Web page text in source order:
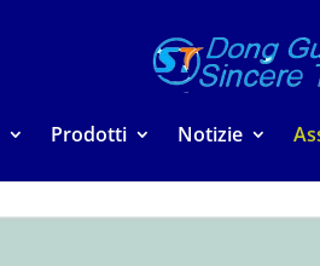
Prodotti Notizie